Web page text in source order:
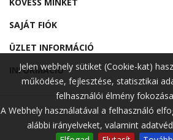
SAJÁT FIÓK
ÜZLET INFORMÁCIÓ
INFORMÁCIÓ
Jelen webhely sütiket (Cookie-kat)
működése, fejlesztése, statisztikai
felhasználói élmény
A Webhely használatával a felhasználó
alábbi irányelveket, valamint